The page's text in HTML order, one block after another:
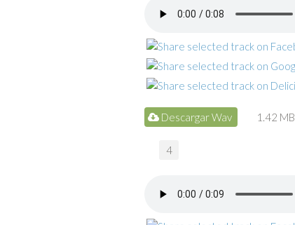
Descargar Wav 1.42 MB
4